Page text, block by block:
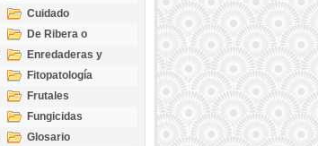
Cuidado
De Ribera o
Palustres
Enredaderas y
cubresuelos
Fitopatología
Frutales
Fungicidas
Glosario